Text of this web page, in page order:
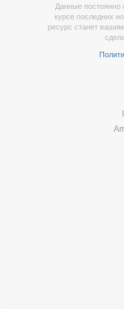
Данные постоянно
курсе последних
ресурс станет